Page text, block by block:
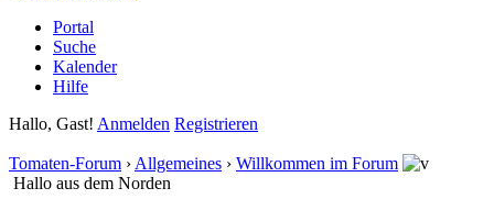
Portal
Suche
Kalender
Hilfe
Hallo, Gast! Anmelden Registrieren
Tomaten-Forum › Allgemeines › Willkommen im Forum
Hallo aus dem Norden